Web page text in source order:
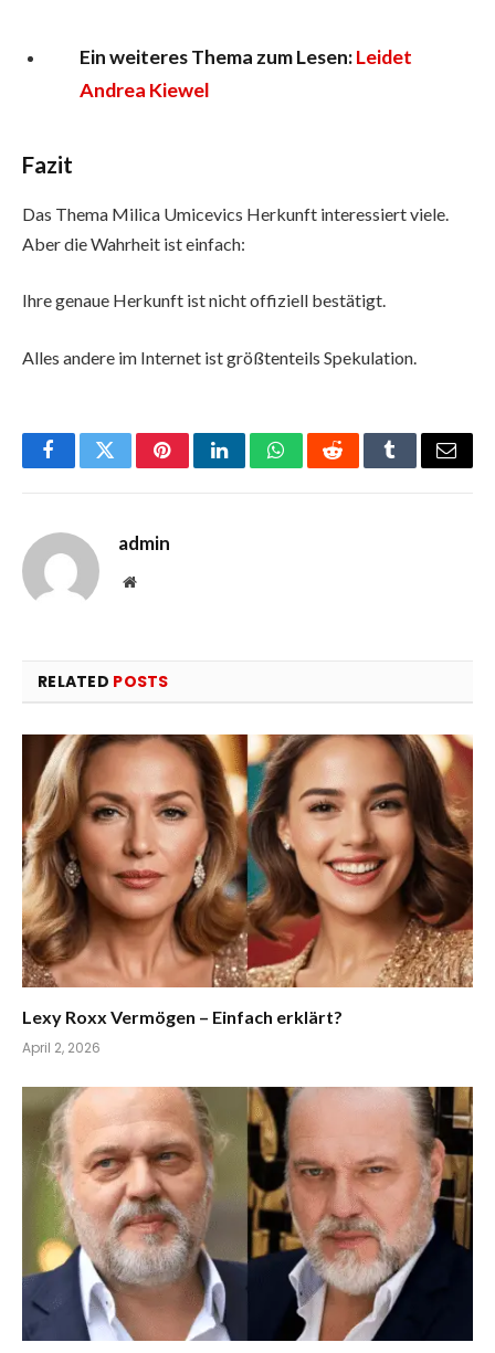
Ein weiteres Thema zum Lesen:Leidet
Andrea Kiewel
Fazit
Das Thema Milica Umicevics Herkunft interessiert viele.
Aber die Wahrheit ist einfach:
Ihre genaue Herkunft ist nicht offiziell bestätigt.
Alles andere im Internet ist größtenteils Spekulation.
FacebookTwitterPinterestLinkedInWhatsAppRedditTumblrEmail
admin
Website
RELATED POSTS
Lexy Roxx Vermögen – Einfach erklärt?
April 2, 2026